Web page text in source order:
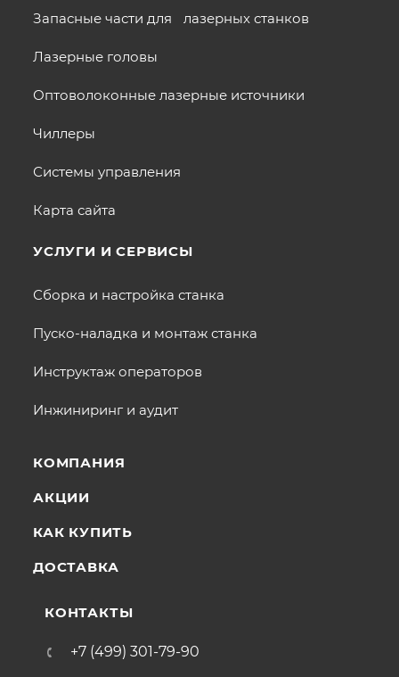
Запасные части для лазерных станков
Лазерные головы
Оптоволоконные лазерные источники
Чиллеры
Системы управления
Карта сайта
УСЛУГИ И СЕРВИСЫ
Сборка и настройка станка
Пуско-наладка и монтаж станка
Инструктаж операторов
Инжиниринг и аудит
КОМПАНИЯ
АКЦИИ
КАК КУПИТЬ
ДОСТАВКА
КОНТАКТЫ
+7 (499) 301-79-90